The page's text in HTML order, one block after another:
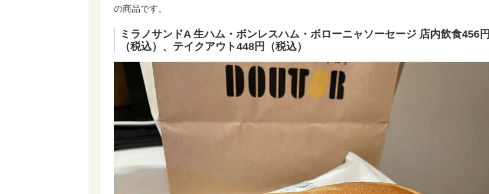
の商品です。
ミラノサンドA 生ハム・ボンレスハム・ボローニャソーセージ 店内飲食456円
（税込）、テイクアウト448円（税込）